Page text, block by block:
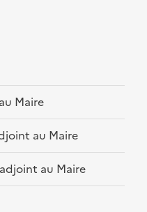
Maire
au Maire
au Maire